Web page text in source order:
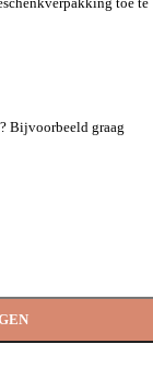
Bijvoorbeeld graag